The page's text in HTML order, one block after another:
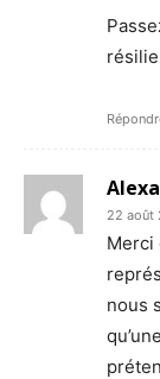
22 août
Merci
nous